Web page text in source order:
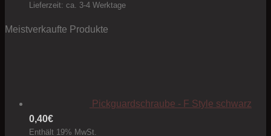
Lieferzeit: ca. 3-4 Werktage
Meistverkaufte Produkte
Pickguardschraube - F Style schwarz
0,40€
Enthält 19% MwSt.